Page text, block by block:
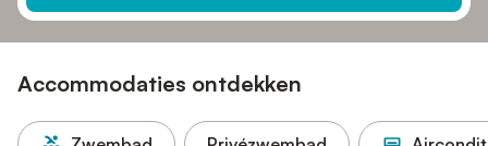
Accommodaties ontdekken